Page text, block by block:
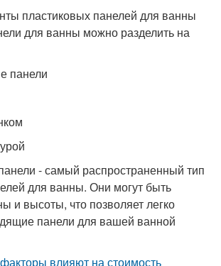
пластиковых панелей для ванны
для ванны можно разделить на
панели
- самый распространенный тип
для ванны. Они могут быть
и высоты, что позволяет легко
панели для вашей ванной